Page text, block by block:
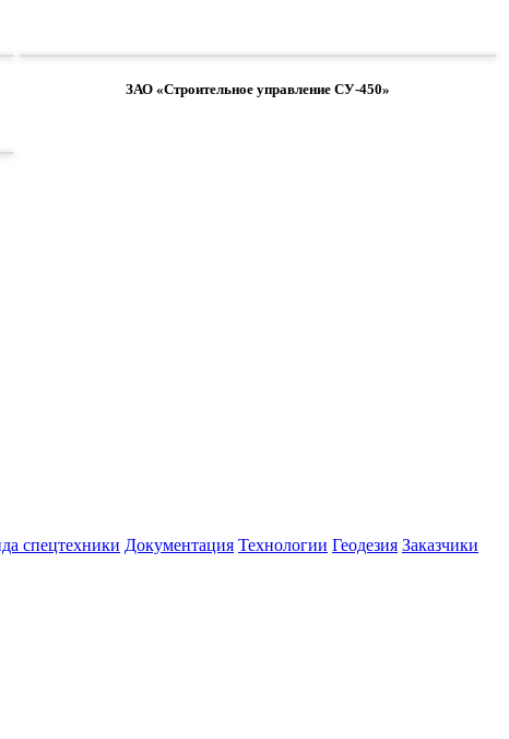
ЗАО «Строительное управление СУ-450»
спецтехники Документация Технологии Геодезия Заказчики